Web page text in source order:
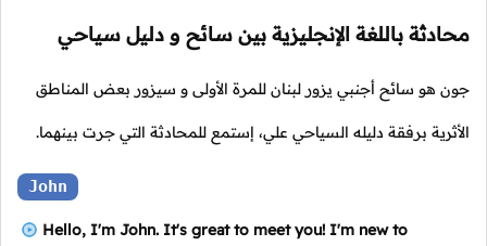
محادثة باللغة الإنجليزية بين سائح و دليل سياحي
جون هو سائح أجنبي يزور لبنان للمرة الأولى و سيزور بعض المناطق
الأثرية برفقة دليله السياحي علي، إستمع للمحادثة التي جرت بينهما.
John
Hello, I'm John. It's great to meet you! I'm new to